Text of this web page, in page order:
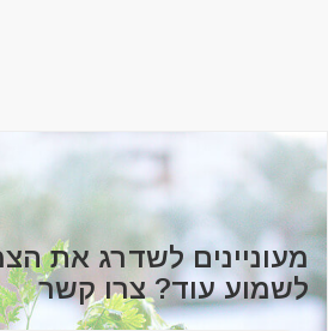
מעוניינים לשדרג את
לשמוע עוד? צרו קשר